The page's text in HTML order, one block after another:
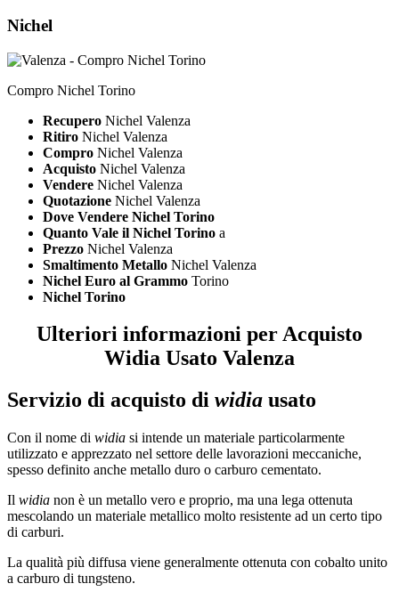
Nichel
Compro Nichel Torino
Recupero Nichel Valenza
Ritiro Nichel Valenza
Compro Nichel Valenza
Acquisto Nichel Valenza
Vendere Nichel Valenza
Quotazione Nichel Valenza
Dove Vendere Nichel Torino
Quanto Vale il Nichel Torino a
Prezzo Nichel Valenza
Smaltimento Metallo Nichel Valenza
Nichel Euro al Grammo Torino
Nichel Torino
Ulteriori informazioni per Acquisto
Widia Usato Valenza
Servizio di acquisto di widia usato
Con il nome di widia si intende un materiale particolarmente
utilizzato e apprezzato nel settore delle lavorazioni meccaniche,
spesso definito anche metallo duro o carburo cementato.
Il widia non è un metallo vero e proprio, ma una lega ottenuta
mescolando un materiale metallico molto resistente ad un certo tipo
di carburi.
La qualità più diffusa viene generalmente ottenuta con cobalto unito
a carburo di tungsteno.